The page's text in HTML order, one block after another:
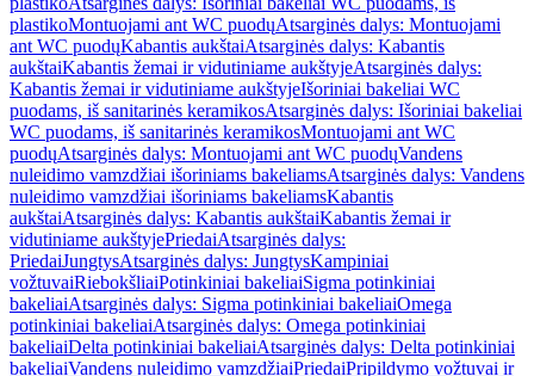
plastikoMontuojami ant WC puodųAtsarginės dalys: Montuojami
ant WC puodųKabantis aukštaiAtsarginės dalys: Kabantis
aukštaiKabantis žemai ir vidutiniame aukštyjeAtsarginės dalys:
Kabantis žemai ir vidutiniame aukštyjeIšoriniai bakeliai WC
puodams, iš sanitarinės keramikosAtsarginės dalys: Išoriniai bakeliai
WC puodams, iš sanitarinės keramikosMontuojami ant WC
puodųAtsarginės dalys: Montuojami ant WC puodųVandens
nuleidimo vamzdžiai išoriniams bakeliamsAtsarginės dalys: Vandens
nuleidimo vamzdžiai išoriniams bakeliamsKabantis
aukštaiAtsarginės dalys: Kabantis aukštaiKabantis žemai ir
vidutiniame aukštyjePriedaiAtsarginės dalys:
PriedaiJungtysAtsarginės dalys: JungtysKampiniai
vožtuvaiRiebokšliaiPotinkiniai bakeliaiSigma potinkiniai
bakeliaiAtsarginės dalys: Sigma potinkiniai bakeliaiOmega
potinkiniai bakeliaiAtsarginės dalys: Omega potinkiniai
bakeliaiDelta potinkiniai bakeliaiAtsarginės dalys: Delta potinkiniai
bakeliaiVandens nuleidimo vamzdžiaiPriedaiPripildymo vožtuvai ir